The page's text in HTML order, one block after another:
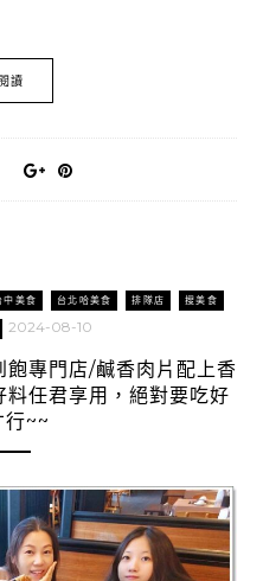
讀
中美食 台北哈美食 排隊店 搜美食
2024-08-10
專門店/鹹香肉片配上香
任君享用，絕對要吃好
行~~